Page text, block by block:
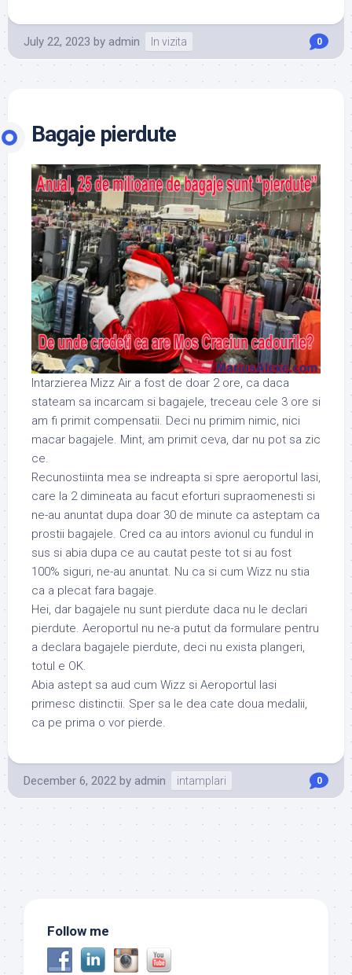
July 22, 2023 by admin In vizita 0
Bagaje pierdute
Intarzierea Mizz Air a fost de doar 2 ore, ca daca
stateam sa incarcam si bagajele, treceau cele 3 ore si
am fi primit compensatii. Deci nu primim nimic, nici
macar bagajele. Mint, am primit ceva, dar nu pot sa zic
ce.
Recunostiinta mea se indreapta si spre aeroportul Iasi,
care la 2 dimineata au facut eforturi supraomenesti si
ne-au anuntat dupa doar 30 de minute ca asteptam ca
prostii bagajele. Cred ca au intors avionul cu fundul in
sus si abia dupa ce au cautat peste tot si au fost
100% siguri, ne-au anuntat. Nu ca si cum Wizz nu stia
ca a plecat fara bagaje.
Hei, dar bagajele nu sunt pierdute daca nu le declari
pierdute. Aeroportul nu ne-a putut da formulare pentru
a declara bagajele pierdute, deci nu exista plangeri,
totul e OK.
Abia astept sa aud cum Wizz si Aeroportul Iasi
primesc distinctii. Sper sa le dea cate doua medalii,
ca pe prima o vor pierde.
December 6, 2022 by admin intamplari 0
Follow me